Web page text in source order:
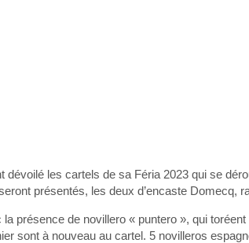
dévoilé les cartels de sa Féria 2023 qui se
présentés, les deux d’encaste Domecq,
présence de novillero « puntero », qui
sont à nouveau au cartel. 5 novilleros